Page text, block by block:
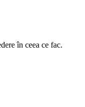
în ceea ce fac.